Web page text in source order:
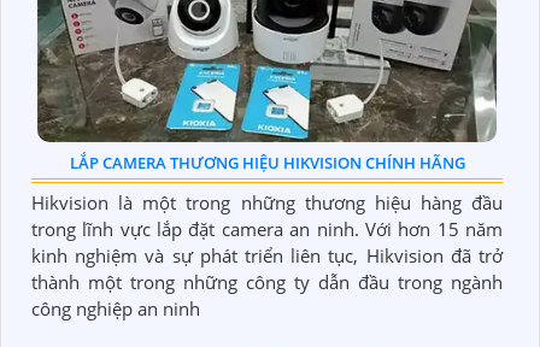
LẮP CAMERA THƯƠNG HIỆU HIKVISION CHÍNH HÃNG
Hikvision là một trong những thương hiệu hàng đầu
trong lĩnh vực lắp đặt camera an ninh. Với hơn 15 năm
kinh nghiệm và sự phát triển liên tục, Hikvision đã trở
thành một trong những công ty dẫn đầu trong ngành
công nghiệp an ninh